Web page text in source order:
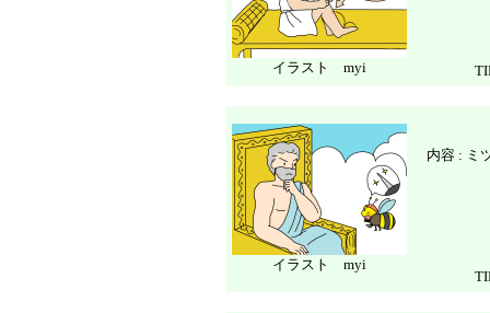
イラスト myi
イラスト myi
内容 : ミ